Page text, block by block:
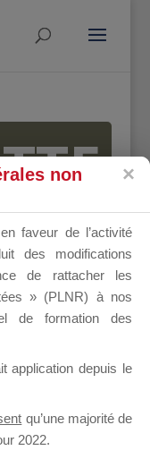
mois
non
faveur de l’activité
des modifications
de rattacher les
» (PLNR) à nos
de formation des
application depuis le
qu’une majorité de
2022.